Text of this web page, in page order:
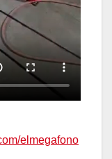
elmegafono